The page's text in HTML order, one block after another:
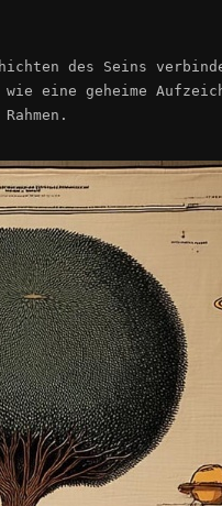
des Seins
eine geheime